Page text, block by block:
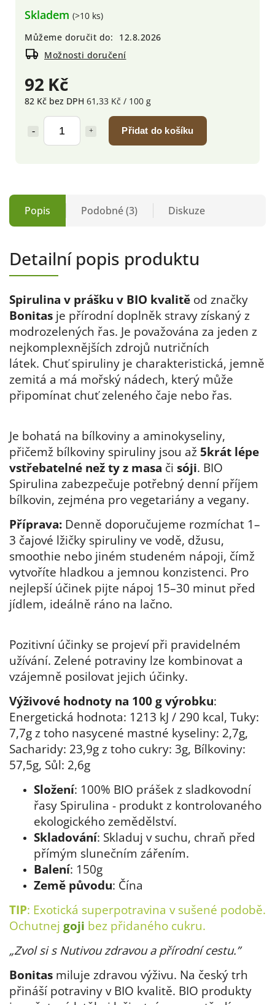
92 Kč
82 Kč bez DPH 61,33 Kč / 100 g
Přidat do košíku
Skladem (>10 ks)
Můžeme doručit do:
12.8.2026
Možnosti doručení
Popis Podobné (3) Diskuze
Detailní popis produktu
Spirulina v prášku v BIO kvalitě od značky
Bonitas je přírodní doplněk stravy získaný z
modrozelených řas. Je považována za jeden z
nejkomplexnějších zdrojů nutričních
látek. Chuť spiruliny je charakteristická, jemně
zemitá a má mořský nádech, který může
připomínat chuť zeleného čaje nebo řas.
Je bohatá na bílkoviny a aminokyseliny,
přičemž bílkoviny spiruliny jsou až 5krát lépe
vstřebatelné než ty z masa či sóji. BIO
Spirulina zabezpečuje potřebný denní příjem
bílkovin, zejména pro vegetariány a vegany.
Příprava: Denně doporučujeme rozmíchat 1–
3 čajové lžičky spiruliny ve vodě, džusu,
smoothie nebo jiném studeném nápoji, čímž
vytvoříte hladkou a jemnou konzistenci. Pro
nejlepší účinek pijte nápoj 15–30 minut před
jídlem, ideálně ráno na lačno.
Pozitivní účinky se projeví při pravidelném
užívání. Zelené potraviny lze kombinovat a
vzájemně posilovat jejich účinky.
Výživové hodnoty na 100 g výrobku:
Energetická hodnota: 1213 kJ / 290 kcal, Tuky:
7,7g z toho nasycené mastné kyseliny: 2,7g,
Sacharidy: 23,9g z toho cukry: 3g, Bílkoviny:
57,5g, Sůl: 2,6g
Složení: 100% BIO prášek z sladkovodní
řasy Spirulina - produkt z kontrolovaného
ekologického zemědělství.
Skladování: Skladuj v suchu, chraň před
přímým slunečním zářením.
Balení: 150g
Země původu: Čína
TIP: Exotická superpotravina v sušené podobě.
Ochutnej goji bez přidaného cukru.
„Zvol si s Nutivou zdravou a přírodní cestu.”
Bonitas miluje zdravou výživu. Na český trh
přináší potraviny v BIO kvalitě. BIO produkty